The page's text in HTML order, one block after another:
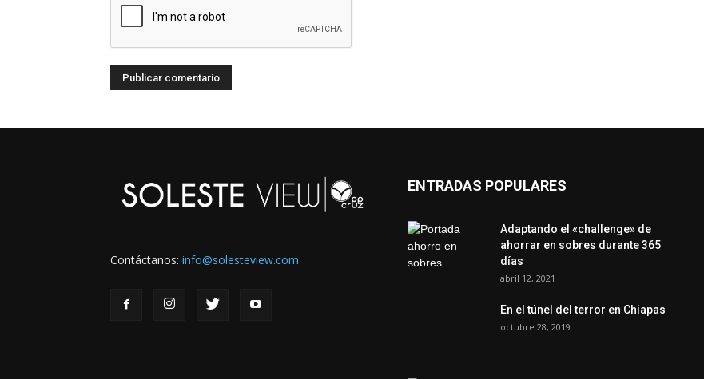
Contáctanos: info@solesteview.com
ENTRADAS POPULARES
Adaptando el «challenge» de
ahorrar en sobres durante 365
días
abril 12, 2021
En el túnel del terror en Chiapas
octubre 28, 2019